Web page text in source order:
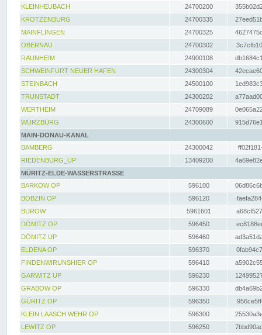
KLEINHEUBACH 24700200
KROTZENBURG
24700335
MAINFLINGEN
24700325
OBERNAU
24700302
RAUNHEIM
24900108
SCHWEINFURT NEUER HAFEN
24300304
STEINBACH
24500100
TRUNSTADT
24300202
WERTHEIM
24709089
WÜRZBURG
24300600
MAIN-DONAU-KANAL
BAMBERG
24300042
RIEDENBURG_UP
13409200
MÜRITZ-ELDE-WASSERSTRASSE
BARKOW OP
596100
BOBZIN OP
596120
BUROW
5961601
DÖMITZ OP
596450
DÖMITZ UP
596460
ELDENA OP
596370
FINDENWIRUNSHIER OP
596410
GARWITZ UP
596230
GRABOW OP
596330
GÜRITZ OP
596350
KLEIN LAASCH WEHR OP
596300
LEWITZ OP
596250